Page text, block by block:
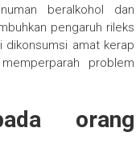
beralkohol dan
pengaruh rileks
dikonsumsi amat kerap
problem
orang